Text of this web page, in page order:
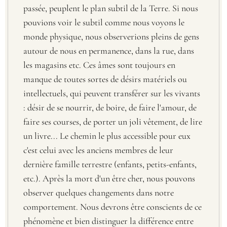
passée, peuplent le plan subtil de la Terre. Si nous
pouvions voir le subtil comme nous voyons le
monde physique, nous observerions pleins de gens
autour de nous en permanence, dans la rue, dans
les magasins etc. Ces âmes sont toujours en
manque de toutes sortes de désirs matériels ou
intellectuels, qui peuvent transférer sur les vivants
: désir de se nourrir, de boire, de faire l'amour, de
faire ses courses, de porter un joli vêtement, de lire
un livre... Le chemin le plus accessible pour eux
c'est celui avec les anciens membres de leur
dernière famille terrestre (enfants, petits-enfants,
etc.). Après la mort d'un être cher, nous pouvons
observer quelques changements dans notre
comportement. Nous devrons être conscients de ce
phénomène et bien distinguer la différence entre